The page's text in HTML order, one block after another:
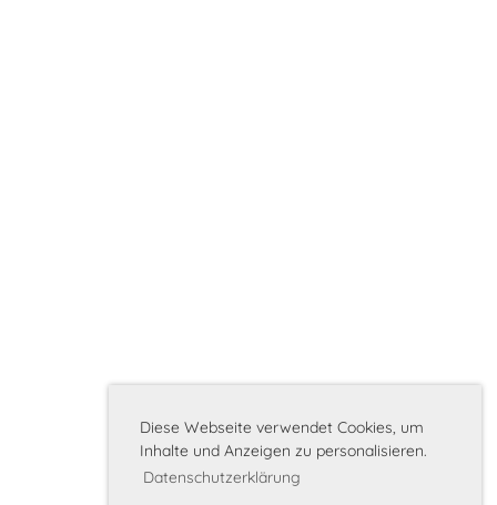
Diese Webseite verwendet Cookies, um
Inhalte und Anzeigen zu personalisieren.
Datenschutzerklärung